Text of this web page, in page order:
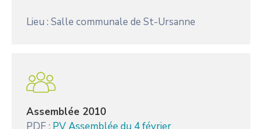
Lieu : Salle communale de St-Ursanne
Assemblée 2010